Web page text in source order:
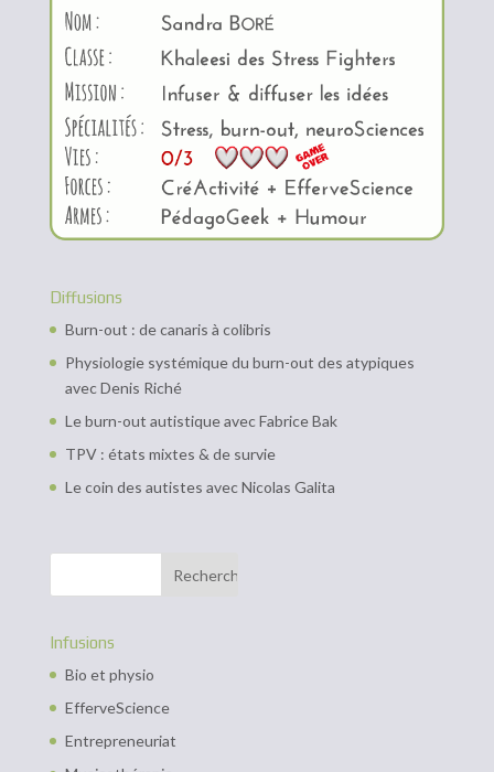
Diffusions
Burn-out : de canaris à colibris
Physiologie systémique du burn-out des atypiques
avec Denis Riché
Le burn-out autistique avec Fabrice Bak
TPV : états mixtes & de survie
Le coin des autistes avec Nicolas Galita
Infusions
Bio et physio
EfferveScience
Entrepreneuriat